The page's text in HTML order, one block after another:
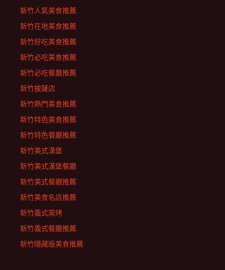
新竹人氣美食推薦
新竹在地美食推薦
新竹好吃美食推薦
新竹必吃美食推薦
新竹必吃餐廳推薦
新竹披薩店
新竹熱門美食推薦
新竹特色美食推薦
新竹特色餐廳推薦
新竹美式漢堡
新竹美式漢堡餐廳
新竹美式餐廳推薦
新竹美食名店推薦
新竹義式窯烤
新竹義式餐廳推薦
新竹隱藏版美食推薦